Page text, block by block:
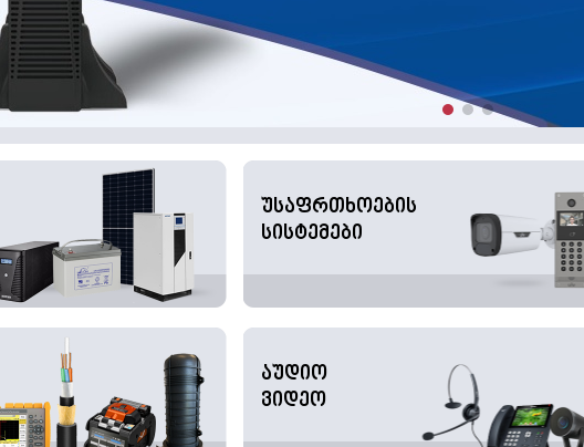
უსაფრთხოების
სისტემები
აუდიო
ვიდეო